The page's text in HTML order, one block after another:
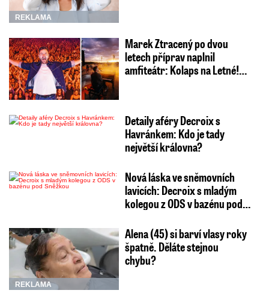
REKLAMA
Marek Ztracený po dvou
letech příprav naplnil
amfiteátr: Kolaps na Letné!…
Detaily aféry Decroix s
Havránkem: Kdo je tady
největší královna?
Nová láska ve sněmovních
lavicích: Decroix s mladým
kolegou z ODS v bazénu pod…
REKLAMA
Alena (45) si barví vlasy roky
špatně. Děláte stejnou
chybu?